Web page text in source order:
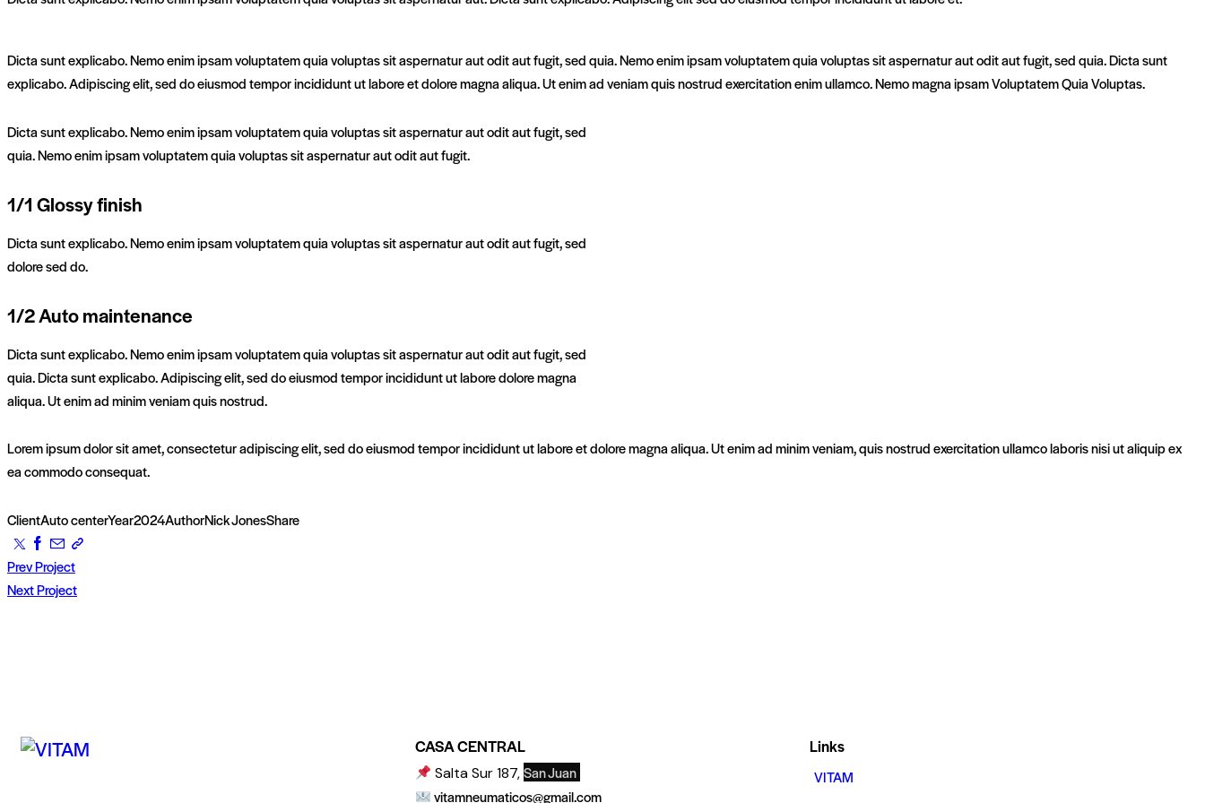
Dicta sunt explicabo. Nemo enim ipsam voluptatem quia voluptas sit aspernatur aut odit aut fugit, sed quia. Nemo enim ipsam voluptatem quia voluptas sit aspernatur aut odit aut fugit, sed quia. Dicta sunt
explicabo. Adipiscing elit, sed do eiusmod tempor incididunt ut labore et dolore magna aliqua. Ut enim ad veniam quis nostrud exercitation enim ullamco. Nemo magna ipsamVoluptatem Quia Voluptas.
Dicta sunt explicabo. Nemo enim ipsam voluptatem quia voluptas sit aspernatur aut odit aut fugit, sed
quia. Nemo enim ipsam voluptatem quia voluptas sit aspernatur aut odit aut fugit.
1/1 Glossy finish
Dicta sunt explicabo. Nemo enim ipsam voluptatem quia voluptas sit aspernatur aut odit aut fugit, sed
dolore sed do.
1/2 Auto maintenance
Dicta sunt explicabo. Nemo enim ipsam voluptatem quia voluptas sit aspernatur aut odit aut fugit, sed
quia. Dicta sunt explicabo. Adipiscing elit, sed do eiusmod tempor incididunt ut labore dolore magna
aliqua. Ut enim ad minim veniam quis nostrud.
Lorem ipsum dolor sit amet, consectetur adipiscing elit, sed do eiusmod tempor incididunt ut labore et dolore magna aliqua. Ut enim ad minim veniam, quis nostrud exercitation ullamco laboris nisi ut aliquip ex
ea commodo consequat.
ClientAuto centerYear2024AuthorNick JonesShare
Prev Project
Next Project
CASA CENTRAL
Salta Sur 187,San Juan
vitamneumaticos@gmail.com
Links
VITAM